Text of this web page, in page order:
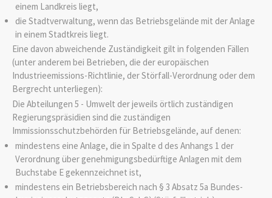
einem Landkreis liegt,
die Stadtverwaltung, wenn das Betriebsgelände mit der Anlage
in einem Stadtkreis liegt.
Eine davon abweichende Zuständigkeit gilt in folgenden Fällen
(unter anderem bei Betrieben, die der europäischen
Industrieemissions-Richtlinie, der Störfall-Verordnung oder dem
Bergrecht unterliegen):
Die Abteilungen 5 - Umwelt der jeweils örtlich zuständigen
Regierungspräsidien sind die zuständigen
Immissionsschutzbehörden für Betriebsgelände, auf denen:
mindestens eine Anlage, die in Spalte d des Anhangs 1 der
Verordnung über genehmigungsbedürftige Anlagen mit dem
Buchstabe E gekennzeichnet ist,
mindestens ein Betriebsbereich nach § 3 Absatz 5a Bundes-